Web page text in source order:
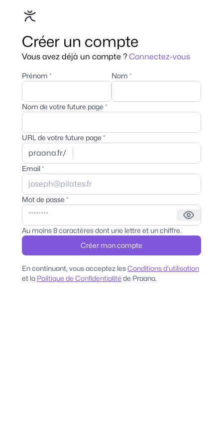
Créer un compte
Vous avez déjà un compte ? Connectez-vous
Prénom * Nom *
Nom de votre future page *
URL de votre future page *
praana.fr/
Email*
Mot de passe *
Au moins 8 caractères dont une lettre et un chiffre.
Créer mon compte
En continuant, vous acceptez lesConditions d'utilisation
et la Politique de Confidentialité de Praana.